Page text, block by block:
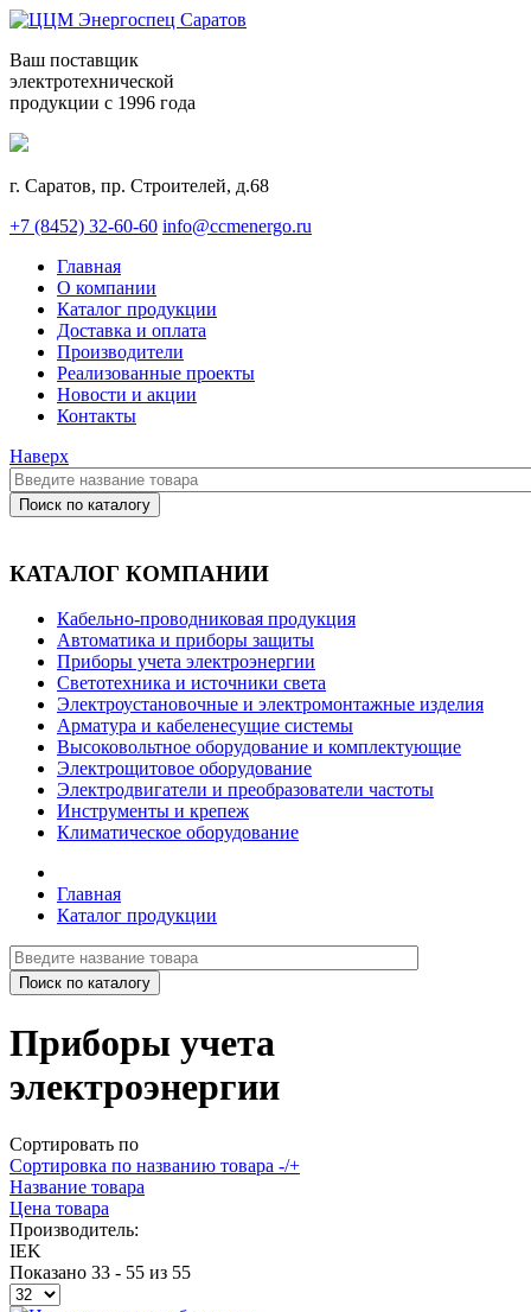
Ваш поставщик
электротехнической
продукции с 1996 года
г. Саратов, пр. Строителей, д.68
+7 (8452) 32-60-60 info@ccmenergo.ru
Главная
О компании
Каталог продукции
Доставка и оплата
Производители
Реализованные проекты
Новости и акции
Контакты
Наверх
КАТАЛОГ КОМПАНИИ
Кабельно-проводниковая продукция
Автоматика и приборы защиты
Приборы учета электроэнергии
Светотехника и источники света
Электроустановочные и электромонтажные изделия
Арматура и кабеленесущие системы
Высоковольтное оборудование и комплектующие
Электрощитовое оборудование
Электродвигатели и преобразователи частоты
Инструменты и крепеж
Климатическое оборудование
Главная
Каталог продукции
Приборы учета
электроэнергии
Сортировать по
Сортировка по названию товара -/+
Название товара
Цена товара
Производитель:
IEK
Показано 33 - 55 из 55